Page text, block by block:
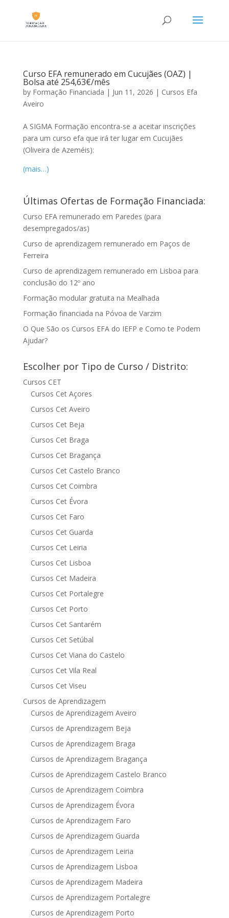
Curso EFA remunerado em Cucujães (OAZ) |
Bolsa até 254,63€/mês
by Formação Financiada | Jun 11, 2026 | Cursos Efa
Aveiro
A SIGMA Formação encontra-se a aceitar inscrições
para um curso efa que irá ter lugar em Cucujães
(Oliveira de Azeméis):
(mais…)
Últimas Ofertas de Formação Financiada:
Curso EFA remunerado em Paredes (para
desempregados/as)
Curso de aprendizagem remunerado em Paços de
Ferreira
Curso de aprendizagem remunerado em Lisboa para
conclusão do 12º ano
Formação modular gratuita na Mealhada
Formação financiada na Póvoa de Varzim
O Que São os Cursos EFA do IEFP e Como te Podem
Ajudar?
Escolher por Tipo de Curso / Distrito:
Cursos CET
Cursos Cet Açores
Cursos Cet Aveiro
Cursos Cet Beja
Cursos Cet Braga
Cursos Cet Bragança
Cursos Cet Castelo Branco
Cursos Cet Coimbra
Cursos Cet Évora
Cursos Cet Faro
Cursos Cet Guarda
Cursos Cet Leiria
Cursos Cet Lisboa
Cursos Cet Madeira
Cursos Cet Portalegre
Cursos Cet Porto
Cursos Cet Santarém
Cursos Cet Setúbal
Cursos Cet Viana do Castelo
Cursos Cet Vila Real
Cursos Cet Viseu
Cursos de Aprendizagem
Cursos de Aprendizagem Aveiro
Cursos de Aprendizagem Beja
Cursos de Aprendizagem Braga
Cursos de Aprendizagem Bragança
Cursos de Aprendizagem Castelo Branco
Cursos de Aprendizagem Coimbra
Cursos de Aprendizagem Évora
Cursos de Aprendizagem Faro
Cursos de Aprendizagem Guarda
Cursos de Aprendizagem Leiria
Cursos de Aprendizagem Lisboa
Cursos de Aprendizagem Madeira
Cursos de Aprendizagem Portalegre
Cursos de Aprendizagem Porto